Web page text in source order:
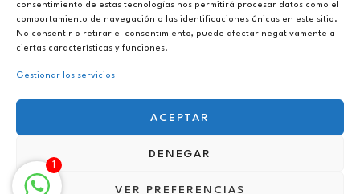
consentimiento de estas tecnologías nos permitirá procesar datos como el
comportamiento de navegación o las identificaciones únicas en este sitio.
No consentir o retirar el consentimiento, puede afectar negativamente a
ciertas características y funciones.
Gestionar los servicios
ACEPTAR
DENEGAR
VER PREFERENCIAS
Aviso legal
Política de privacidad
Política de cookies
Terapia para el miedo en Sants
1